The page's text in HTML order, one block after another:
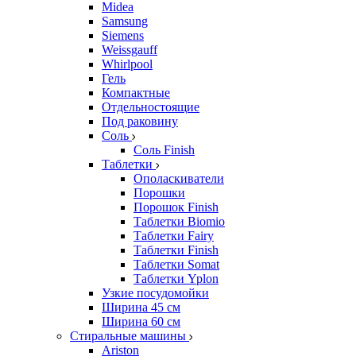
Midea
Samsung
Siemens
Weissgauff
Whirlpool
Гель
Компактные
Отдельностоящие
Под раковину
Соль
Соль Finish
Таблетки
Ополаскиватели
Порошки
Порошок Finish
Таблетки Biomio
Таблетки Fairy
Таблетки Finish
Таблетки Somat
Таблетки Yplon
Узкие посудомойки
Ширина 45 см
Ширина 60 см
Стиральные машины
Ariston